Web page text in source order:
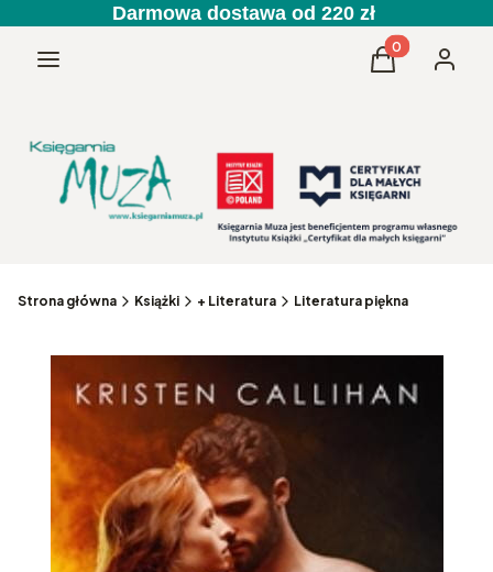
Darmowa dostawa od 220 zł
Menu Produkty w
Koszyk
Strona główna Książki + Literatura Literatura piękna